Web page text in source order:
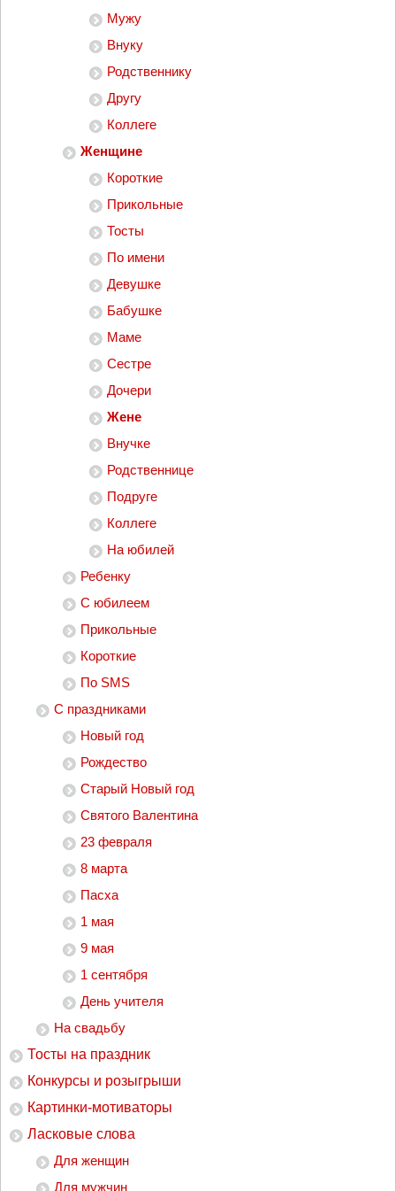
Мужу
Внуку
Родственнику
Другу
Коллеге
Женщине
Короткие
Прикольные
Тосты
По имени
Девушке
Бабушке
Маме
Сестре
Дочери
Жене
Внучке
Родственнице
Подруге
Коллеге
На юбилей
Ребенку
С юбилеем
Прикольные
Короткие
По SMS
С праздниками
Новый год
Рождество
Старый Новый год
Святого Валентина
23 февраля
8 марта
Пасха
1 мая
9 мая
1 сентября
День учителя
На свадьбу
Тосты на праздник
Конкурсы и розыгрыши
Картинки-мотиваторы
Ласковые слова
Для женщин
Для мужчин